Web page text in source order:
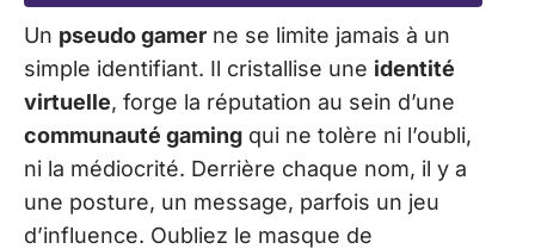
Un pseudo gamer ne se limite jamais à un
simple identifiant. Il cristallise une identité
virtuelle, forge la réputation au sein d’une
communauté gaming qui ne tolère ni l’oubli,
ni la médiocrité. Derrière chaque nom, il y a
une posture, un message, parfois un jeu
d’influence. Oubliez le masque de